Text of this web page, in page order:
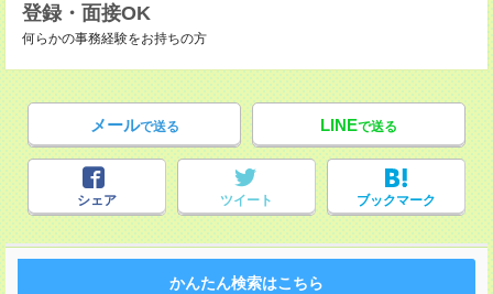
登録・面接OK
何らかの事務経験をお持ちの方
メールで送る LINEで送る
シェア ツイート ブックマーク
かんたん検索はこちら